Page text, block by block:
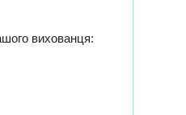
вихованця: